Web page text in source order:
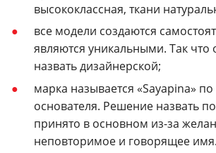
высококлассная, ткани
все модели создаются
являются уникальными. Так
назвать дизайнерской;
марка называется «Sayapina»
основателя. Решение назвать
принято в основном из-за
неповторимое и говорящее имя.